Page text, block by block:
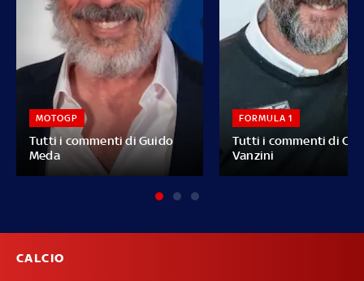
MOTOGP
Tutti i commenti di Guido
Meda
FORMULA 1
Tutti i commenti di
Vanzini
CALCIO